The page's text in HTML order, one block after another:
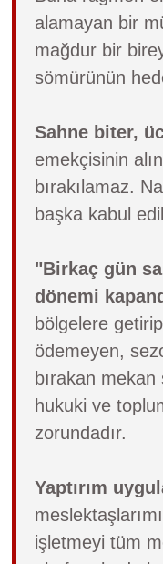
alamayan bir
mağdur bir
sömürünün
Sahne biter,
emekçisinin
bırakılamaz.
başka kabul
"Birkaç gün
dönemi
bölgelere
ödemeyen,
bırakan
hukuki ve
zorundadır.
Yaptırım
işletmeyi tüm